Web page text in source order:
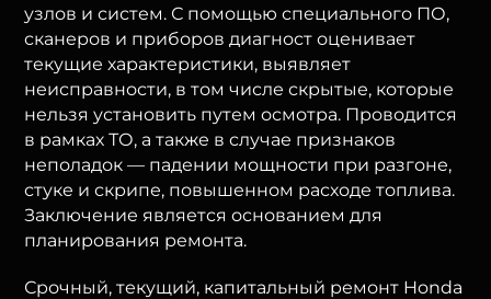
узлов и систем. С помощью специального ПО,
сканеров и приборов диагност оценивает
текущие характеристики, выявляет
неисправности, в том числе скрытые, которые
нельзя установить путем осмотра. Проводится
в рамках ТО, а также в случае признаков
неполадок — падении мощности при разгоне,
стуке и скрипе, повышенном расходе топлива.
Заключение является основанием для
планирования ремонта.
Срочный, текущий, капитальный ремонт Honda